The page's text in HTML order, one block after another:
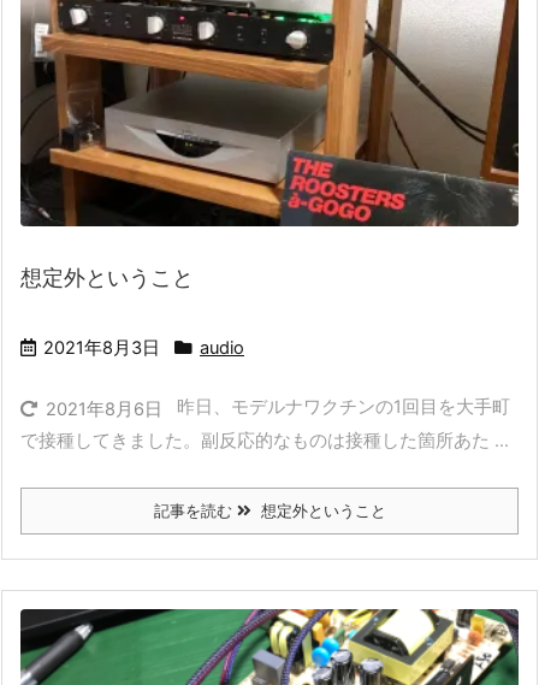
想定外ということ
2021年8月3日 audio
2021年8月6日
昨日、モデルナワクチンの1回目を大手町
で接種してきました。副反応的なものは接種した箇所あた ...
記事を読む 想定外ということ